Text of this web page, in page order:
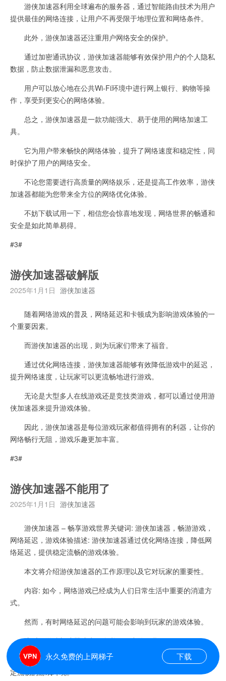
游侠加速器利用全球遍布的服务器，通过智能路由技术为用户
提供最佳的网络连接，让用户不再受限于地理位置和网络条件。
此外，游侠加速器还注重用户网络安全的保护。
通过加密通讯协议，游侠加速器能够有效保护用户的个人隐私
数据，防止数据泄漏和恶意攻击。
用户可以放心地在公共Wi-Fi环境中进行网上银行、购物等操
作，享受到更安心的网络体验。
总之，游侠加速器是一款功能强大、易于使用的网络加速工
具。
它为用户带来畅快的网络体验，提升了网络速度和稳定性，同
时保护了用户的网络安全。
不论您需要进行高质量的网络娱乐，还是提高工作效率，游侠
加速器都能为您带来全方位的网络优化体验。
不妨下载试用一下，相信您会惊喜地发现，网络世界的畅通和
安全是如此简单易得。
#3#
游侠加速器破解版
2025年1月1日 游侠加速器
随着网络游戏的普及，网络延迟和卡顿成为影响游戏体验的一
个重要因素。
而游侠加速器的出现，则为玩家们带来了福音。
通过优化网络连接，游侠加速器能够有效降低游戏中的延迟，
提升网络速度，让玩家可以更流畅地进行游戏。
无论是大型多人在线游戏还是竞技类游戏，都可以通过使用游
侠加速器来提升游戏体验。
因此，游侠加速器是每位游戏玩家都值得拥有的利器，让你的
网络畅行无阻，游戏乐趣更加丰富。
#3#
游侠加速器不能用了
2025年1月1日 游侠加速器
游侠加速器 – 畅享游戏世界关键词: 游侠加速器，畅游游戏，
网络延迟，游戏体验描述: 游侠加速器通过优化网络连接，降低网
络延迟，提供稳定流畅的游戏体验。
本文将介绍游侠加速器的工作原理以及它对玩家的重要性。
内容: 如今，网络游戏已经成为人们日常生活中重要的消遣方
式。
然而，有时网络延迟的问题可能会影响到玩家的游戏体验。
这时，游侠加速器成为一个必不可少的工具。
游侠加速器通过优化网络连接，降低网络延迟，为玩家提供稳
定流畅的游戏环境。
永久免费的上网梯子 下载